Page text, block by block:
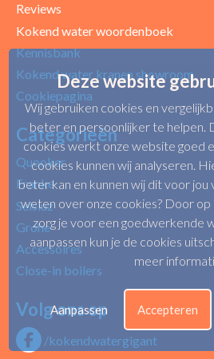
Reviews
Kokend water woordenboek
Kennisbank
Kokend water kranen showroom
Cookiepagina
Categorieën
Quooker
Franke
Selsiuz
Grohe
Accessoires
Close-in boilers
Volg ons op
/kokendwatergigant
Deze website
Wij gebruiken cookies en
beter en persoonlijker te helpen.
cookies werkt onze website goed
cookies kunnen wij analyseren.
beter kan en kunnen wij dit voor
weten over onze cookies? Door op
zorg je voor een goedwerkende
aanpassen kun je de cookies
meer
Aanpassen Accepteren